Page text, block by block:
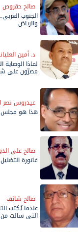
صالح حقروص
الجنوب
والرياض
د. أمين
لماذا
مصرّون على
عيدروس نصر
هذا هو مجلس
صالح علي
فاتورة
صالح شائف
عندما يُكتب
التي سالت من